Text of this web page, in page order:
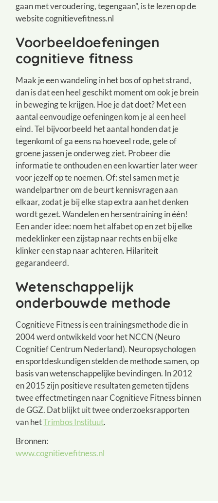
gaan met veroudering, tegengaan”, is te lezen op de
website cognitievefitness.nl
Voorbeeldoefeningen
cognitieve fitness
Maak je een wandeling in het bos of op het strand,
dan is dat een heel geschikt moment om ook je brein
in beweging te krijgen. Hoe je dat doet? Met een
aantal eenvoudige oefeningen kom je al een heel
eind. Tel bijvoorbeeld het aantal honden dat je
tegenkomt of ga eens na hoeveel rode, gele of
groene jassen je onderweg ziet. Probeer die
informatie te onthouden en een kwartier later weer
voor jezelf op te noemen. Of: stel samen met je
wandelpartner om de beurt kennisvragen aan
elkaar, zodat je bij elke stap extra aan het denken
wordt gezet. Wandelen en hersentraining in één!
Een ander idee: noem het alfabet op en zet bij elke
medeklinker een zijstap naar rechts en bij elke
klinker een stap naar achteren. Hilariteit
gegarandeerd.
Wetenschappelijk
onderbouwde methode
Cognitieve Fitness is een trainingsmethode die in
2004 werd ontwikkeld voor het NCCN (Neuro
Cognitief Centrum Nederland). Neuropsychologen
en sportdeskundigen stelden de methode samen, op
basis van wetenschappelijke bevindingen. In 2012
en 2015 zijn positieve resultaten gemeten tijdens
twee effectmetingen naar Cognitieve Fitness binnen
de GGZ. Dat blijkt uit twee onderzoeksrapporten
van hetTrimbos Instituut.
Bronnen:
www.cognitievefitness.nl